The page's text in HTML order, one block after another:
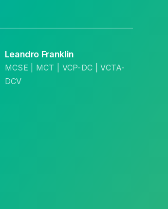
Leandro Franklin
MCSE | MCT | VCP-DC | VCTA-
DCV